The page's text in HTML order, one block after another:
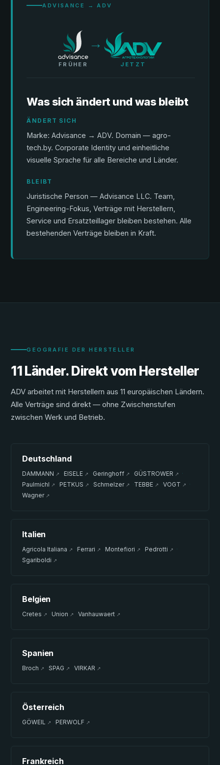
ADVISANCE → ADV
FRÜHER
→
JETZT
Was sich ändert und was bleibt
ÄNDERT SICH
Marke: Advisance → ADV. Domain — agro-
tech.by. Corporate Identity und einheitliche
visuelle Sprache für alle Bereiche und Länder.
BLEIBT
Juristische Person — Advisance LLC. Team,
Engineering-Fokus, Verträge mit Herstellern,
Service und Ersatzteillager bleiben bestehen. Alle
bestehenden Verträge bleiben in Kraft.
GEOGRAFIE DER HERSTELLER
11 Länder. Direkt vom Hersteller
ADV arbeitet mit Herstellern aus 11 europäischen Ländern.
Alle Verträge sind direkt — ohne Zwischenstufen
zwischen Werk und Betrieb.
Deutschland
DAMMANN ↗ ·EISELE ↗ ·Geringhoff ↗ ·GÜSTROWER ↗
·
Paulmichl ↗ ·PETKUS ↗ ·Schmelzer ↗ ·TEBBE ↗ ·VOGT ↗
·
Wagner ↗
Italien
Agricola Italiana ↗ ·Ferrari ↗ ·Montefiori ↗ ·Pedrotti ↗
·
Sgariboldi ↗
Belgien
Cretes ↗ ·Union ↗ ·Vanhauwaert ↗
Spanien
Broch ↗ ·SPAG ↗ ·VIRKAR ↗
Österreich
GÖWEIL ↗ ·PERWOLF ↗
Frankreich